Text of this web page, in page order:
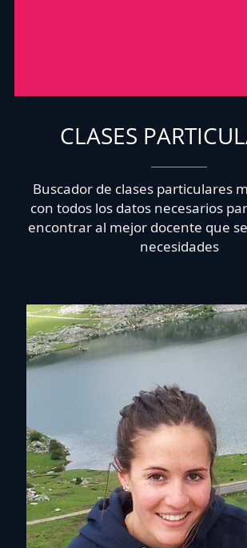
CLASES
Buscador de clases particulares
con todos los datos necesarios
encontrar al mejor docente que
necesidades